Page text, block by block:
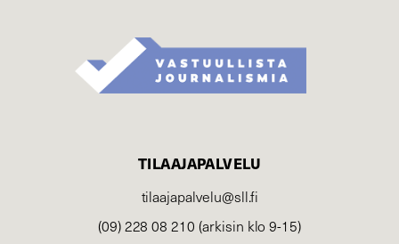
TILAAJAPALVELU
tilaajapalvelu@sll.fi
(09) 228 08 210 (arkisin klo 9-15)